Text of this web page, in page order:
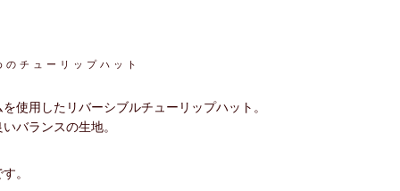
チューリップハット
使用したリバーシブルチューリップハット。
バランスの生地。
。